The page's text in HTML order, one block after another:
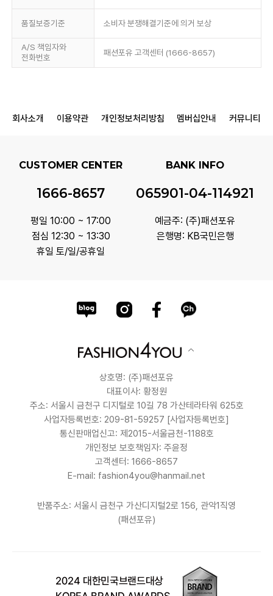
품질보증기준 소비자 분쟁해결기준에 의거 보상
A/S 책임자와
전화번호
패션포유 고객센터 (1666-8657)
회사소개 이용약관 개인정보처리방침 멤버십안내 커뮤니티
CUSTOMER CENTER
1666-8657
평일 10:00 ~ 17:00
점심 12:30 ~ 13:30
휴일 토/일/공휴일
BANK INFO
065901-04-114921
예금주: (주)패션포유
은행명: KB국민은행
상호명: (주)패션포유
대표이사: 황정원
주소: 서울시 금천구 디지털로 10길 78 가산테라타워 625호
사업자등록번호: 209-81-59257 [사업자등록번호]
통신판매업신고: 제2015-서울금천-1188호
개인정보 보호책임자: 주윤정
고객센터: 1666-8657
E-mail: fashion4you@hanmail.net
반품주소: 서울시 금천구 가산디지털2로 156, 관악1직영
(패션포유)